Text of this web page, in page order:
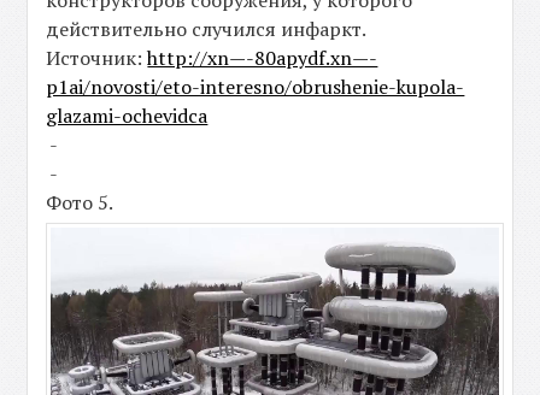
действительно случился инфаркт.
Источник:http://xn—-80apydf.xn—-
p1ai/novosti/eto-interesno/obrushenie-kupola-
glazami-ochevidca
-
-
Фото 5.